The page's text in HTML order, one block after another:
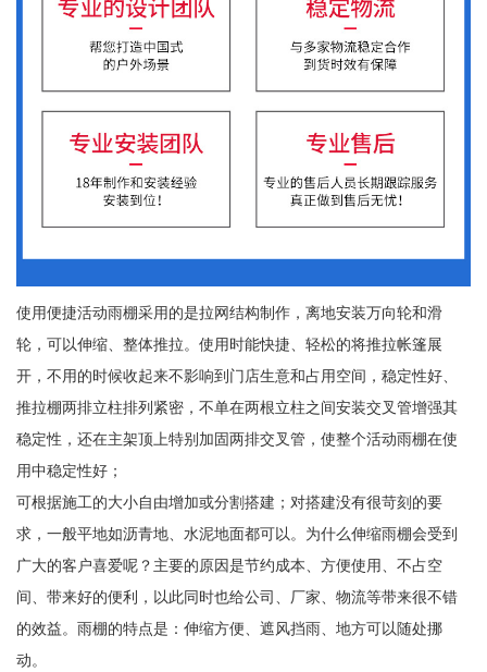
使用便捷活动雨棚采用的是拉网结构制作，离地安装万向轮和滑
轮，可以伸缩、整体推拉。使用时能快捷、轻松的将推拉帐篷展
开，不用的时候收起来不影响到门店生意和占用空间，稳定性好、
推拉棚两排立柱排列紧密，不单在两根立柱之间安装交叉管增强其
稳定性，还在主架顶上特别加固两排交叉管，使整个活动雨棚在使
用中稳定性好；
可根据施工的大小自由增加或分割搭建；对搭建没有很苛刻的要
求，一般平地如沥青地、水泥地面都可以。为什么伸缩雨棚会受到
广大的客户喜爱呢？主要的原因是节约成本、方便使用、不占空
间、带来好的便利，以此同时也给公司、厂家、物流等带来很不错
的效益。雨棚的特点是：伸缩方便、遮风挡雨、地方可以随处挪
动。